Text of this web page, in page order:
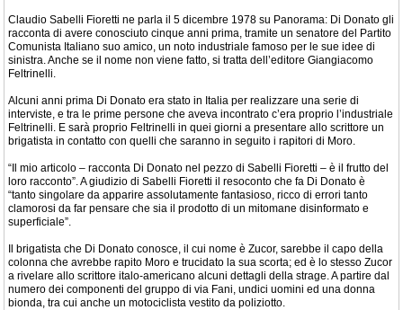
Claudio Sabelli Fioretti ne parla il 5 dicembre 1978 su Panorama: Di Donato gli
racconta di avere conosciuto cinque anni prima, tramite un senatore del Partito
Comunista Italiano suo amico, un noto industriale famoso per le sue idee di
sinistra. Anche se il nome non viene fatto, si tratta dell’editore Giangiacomo
Feltrinelli.
Alcuni anni prima Di Donato era stato in Italia per realizzare una serie di
interviste, e tra le prime persone che aveva incontrato c’era proprio l’industriale
Feltrinelli. E sarà proprio Feltrinelli in quei giorni a presentare allo scrittore un
brigatista in contatto con quelli che saranno in seguito i rapitori di Moro.
“Il mio articolo – racconta Di Donato nel pezzo di Sabelli Fioretti – è il frutto del
loro racconto”. A giudizio di Sabelli Fioretti il resoconto che fa Di Donato è
“tanto singolare da apparire assolutamente fantasioso, ricco di errori tanto
clamorosi da far pensare che sia il prodotto di un mitomane disinformato e
superficiale”.
Il brigatista che Di Donato conosce, il cui nome è Zucor, sarebbe il capo della
colonna che avrebbe rapito Moro e trucidato la sua scorta; ed è lo stesso Zucor
a rivelare allo scrittore italo-americano alcuni dettagli della strage. A partire dal
numero dei componenti del gruppo di via Fani, undici uomini ed una donna
bionda, tra cui anche un motociclista vestito da poliziotto.